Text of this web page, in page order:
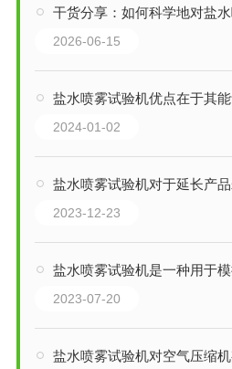
干货分享：如何科学地对盐水喷
2026-06-15
盐水喷雾试验机优点在于其能够提
2024-01-02
盐水喷雾试验机对于延长产
2023-12-23
盐水喷雾试验机是一种用于模拟海洋环
2023-07-20
盐水喷雾试验机对空气压缩